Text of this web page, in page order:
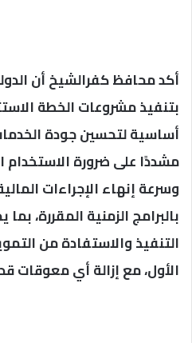
أكد محافظ كفرالشيخ أن
بتنفيذ مشروعات الخطة
أساسية لتحسين جودة
مشددًا على ضرورة الاستخدام
وسرعة إنهاء الإجراءات المالية
بالبرامج الزمنية المقررة،
التنفيذ والاستفادة من
الأول، مع إزالة أي معوقات